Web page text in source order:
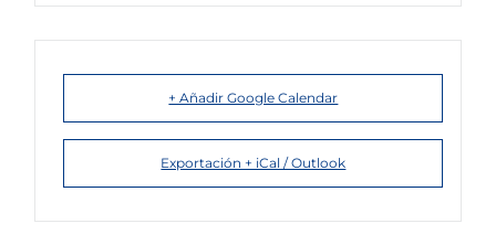
+ Añadir Google Calendar
Exportación + iCal / Outlook